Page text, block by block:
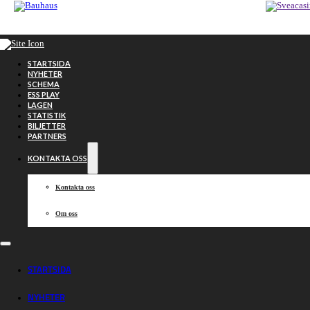
Hoppa till huvudinnehåll
STARTSIDA
NYHETER
SCHEMA
ESS PLAY
LAGEN
STATISTIK
BILJETTER
PARTNERS
KONTAKTA OSS
Kontakta oss
Om oss
STARTSIDA
NYHETER
Västervik